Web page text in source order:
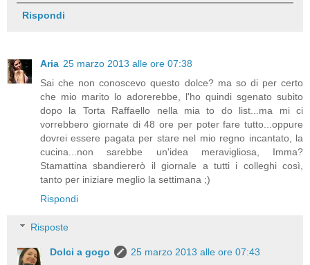
Rispondi
Aria 25 marzo 2013 alle ore 07:38
Sai che non conoscevo questo dolce? ma so di per certo
che mio marito lo adorerebbe, l'ho quindi sgenato subito
dopo la Torta Raffaello nella mia to do list...ma mi ci
vorrebbero giornate di 48 ore per poter fare tutto...oppure
dovrei essere pagata per stare nel mio regno incantato, la
cucina...non sarebbe un'idea meravigliosa, Imma?
Stamattina sbandiererò il giornale a tutti i colleghi così,
tanto per iniziare meglio la settimana ;)
Rispondi
Risposte
Dolci a gogo
25 marzo 2013 alle ore 07:43